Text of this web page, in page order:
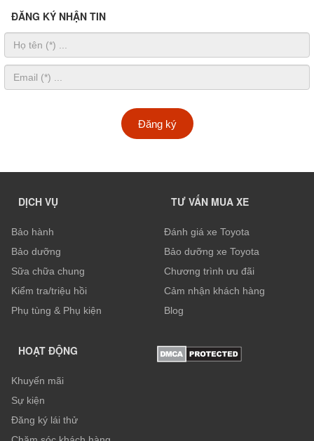
ĐĂNG KÝ NHẬN TIN
Đăng ký
DỊCH VỤ
Bảo hành
Bảo dưỡng
Sữa chữa chung
Kiểm tra/triệu hồi
Phụ tùng & Phụ kiện
TƯ VẤN MUA XE
Đánh giá xe Toyota
Bảo dưỡng xe Toyota
Chương trình ưu đãi
Cảm nhận khách hàng
Blog
HOẠT ĐỘNG
Khuyến mãi
Sự kiện
Đăng ký lái thử